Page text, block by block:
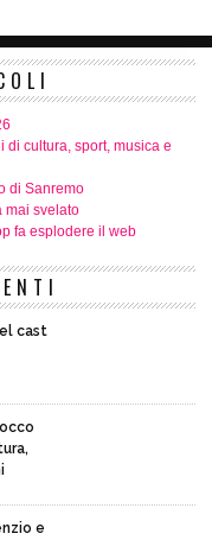
di cultura, sport, musica e
di Sanremo
mai svelato
fa esplodere il web
cast
e